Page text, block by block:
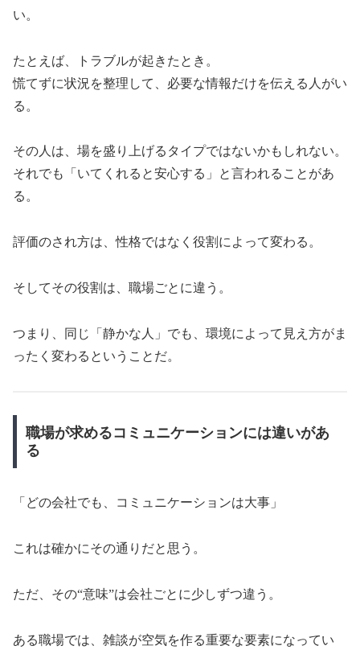
い。
たとえば、トラブルが起きたとき。
慌てずに状況を整理して、必要な情報だけを伝える人がい
る。
その人は、場を盛り上げるタイプではないかもしれない。
それでも「いてくれると安心する」と言われることがあ
る。
評価のされ方は、性格ではなく役割によって変わる。
そしてその役割は、職場ごとに違う。
つまり、同じ「静かな人」でも、環境によって見え方がま
ったく変わるということだ。
職場が求めるコミュニケーションには違いがあ
る
「どの会社でも、コミュニケーションは大事」
これは確かにその通りだと思う。
ただ、その“意味”は会社ごとに少しずつ違う。
ある職場では、雑談が空気を作る重要な要素になってい